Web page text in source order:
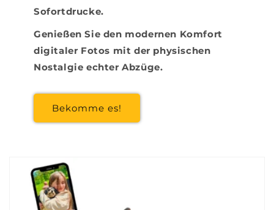
Sofortdrucke.
Genießen Sie den modernen Komfort
digitaler Fotos mit der physischen
Nostalgie echter Abzüge.
Bekomme es!